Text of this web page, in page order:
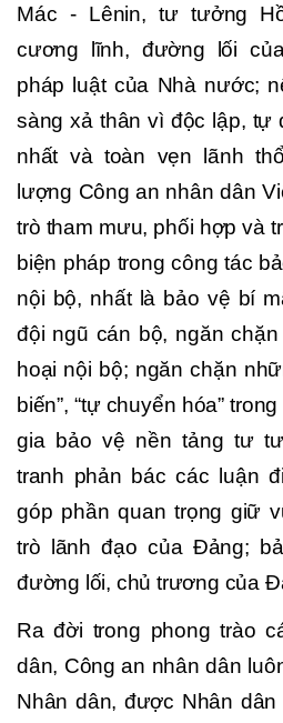
Mác - Lênin, tư tưởng
cương lĩnh, đường lối
pháp luật của Nhà nước;
sàng xả thân vì độc lập, tự
nhất và toàn vẹn lãnh
lượng Công an nhân dân
trò tham mưu, phối hợp và
biện pháp trong công tác
nội bộ, nhất là bảo vệ bí
đội ngũ cán bộ, ngăn
hoại nội bộ; ngăn chặn
biến”, “tự chuyển hóa”
gia bảo vệ nền tảng tư
tranh phản bác các luận
góp phần quan trọng giữ
trò lãnh đạo của Đảng;
đường lối, chủ trương của
Ra đời trong phong trào
dân, Công an nhân dân
Nhân dân, được Nhân